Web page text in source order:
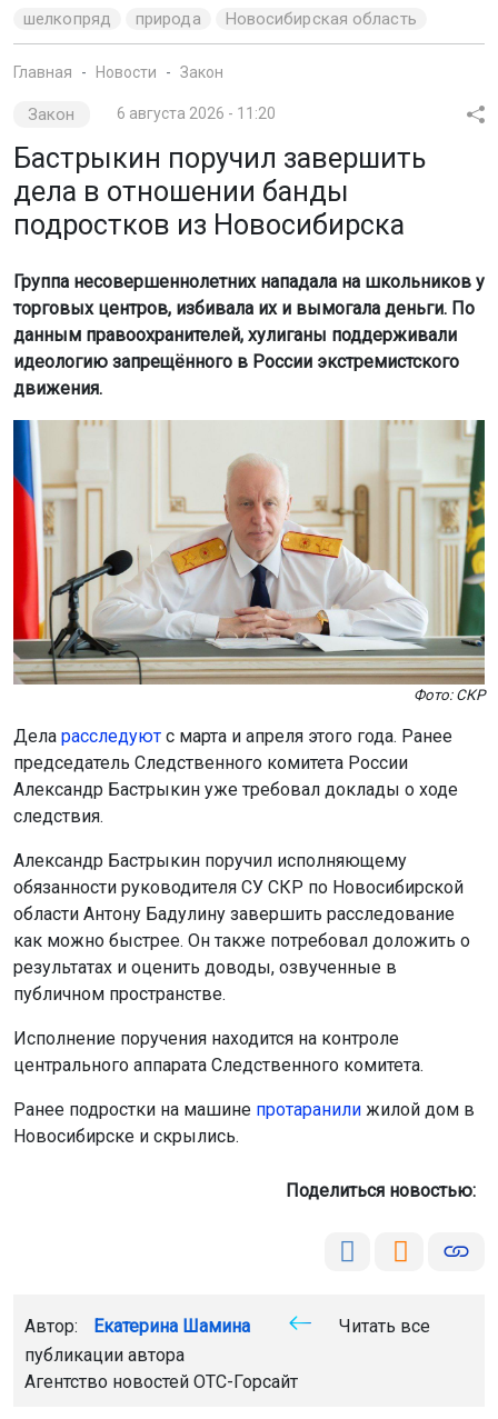
шелкопряд природа Новосибирская область
Главная Новости Закон
Закон 6 августа 2026 - 11:20
Бастрыкин поручил завершить
дела в отношении банды
подростков из Новосибирска
Группа несовершеннолетних нападала на школьников у
торговых центров, избивала их и вымогала деньги. По
данным правоохранителей, хулиганы поддерживали
идеологию запрещённого в России экстремистского
движения.
Фото: СКР
Дела расследуют с марта и апреля этого года. Ранее
председатель Следственного комитета России
Александр Бастрыкин уже требовал доклады о ходе
следствия.
Александр Бастрыкин поручил исполняющему
обязанности руководителя СУ СКР по Новосибирской
области Антону Бадулину завершить расследование
как можно быстрее. Он также потребовал доложить о
результатах и оценить доводы, озвученные в
публичном пространстве.
Исполнение поручения находится на контроле
центрального аппарата Следственного комитета.
Ранее подростки на машине протаранили жилой дом в
Новосибирске и скрылись.
Поделиться новостью:
Автор: Екатерина Шамина
Читать все
публикации автора
Агентство новостей ОТС-Горсайт